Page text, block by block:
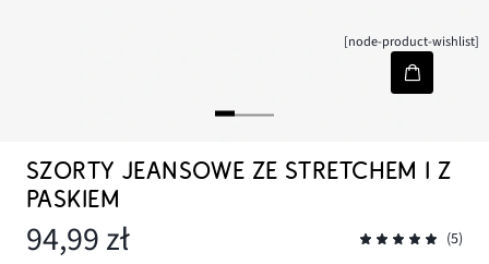
[node-product-wishlist]
SZORTY JEANSOWE ZE STRETCHEM I Z
PASKIEM
94,99 zł (5)